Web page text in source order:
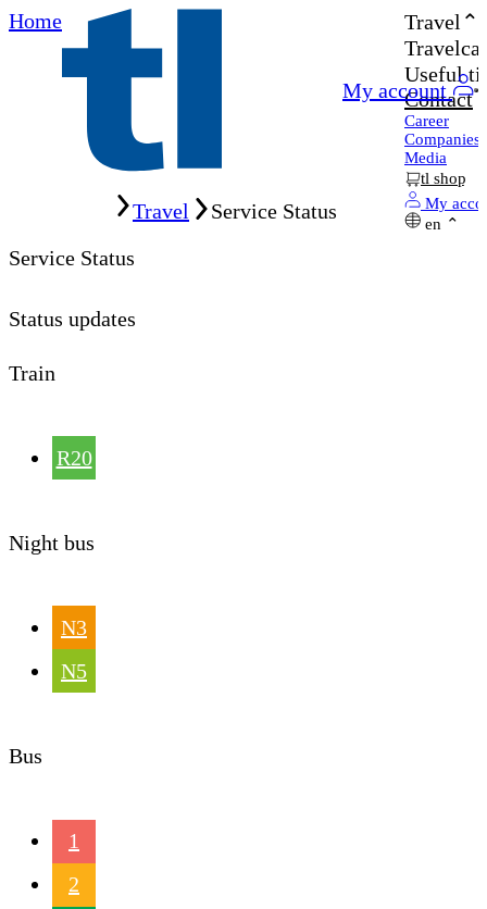
Home
My account
Travel
Useful
Contact
Career
Companies
Media
tl shop
My
en
Travel
Service Status
Service Status
Status updates
Train
R20
Night bus
N3
N5
Bus
1
2